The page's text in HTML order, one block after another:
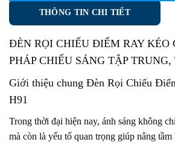
THÔNG TIN CHI TIẾT
ĐÈN RỌI CHIẾU ĐIỂM RAY KÉO
PHÁP CHIẾU SÁNG TẬP
Giới thiệu chung Đèn Rọi Chiếu
H91
Trong thời đại hiện nay, ánh sáng không
mà còn là yếu tố quan trọng giúp nâng